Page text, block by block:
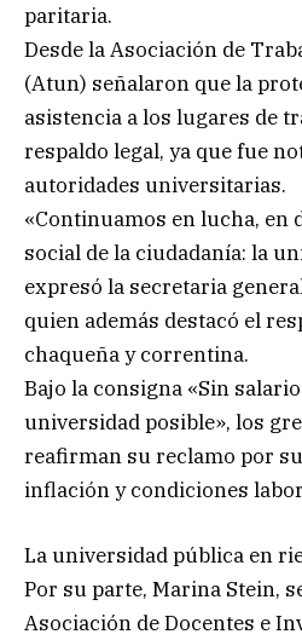
paritaria.
Desde la Asociación de
(Atun) señalaron que la
asistencia a los lugares de
respaldo legal, ya que fue
autoridades universitarias.
«Continuamos en lucha, en
social de la ciudadanía: la
expresó la secretaria
quien además destacó el
chaqueña y correntina.
Bajo la consigna «Sin
universidad posible», los
reafirman su reclamo por
inflación y condiciones
La universidad pública en
Por su parte, Marina Stein,
Asociación de Docentes e